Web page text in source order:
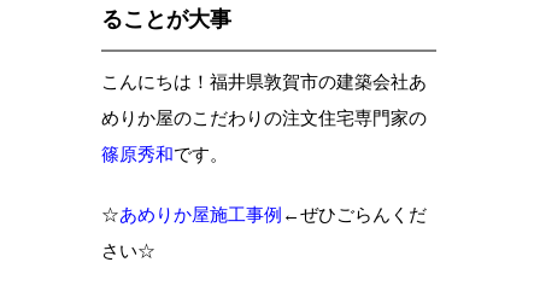
ることが大事
こんにちは！福井県敦賀市の建築会社あ
めりか屋のこだわりの注文住宅専門家の
篠原秀和です。
☆あめりか屋施工事例 ←ぜひごらんくだ
さい☆